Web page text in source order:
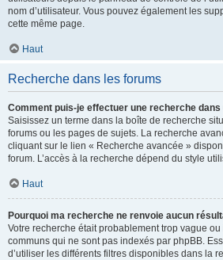
nom d’utilisateur. Vous pouvez également les
cette même page.
Haut
Recherche dans les forums
Comment puis-je effectuer une recherche
Saisissez un terme dans la boîte de recherche
forums ou les pages de sujets. La recherche
cliquant sur le lien « Recherche avancée »
forum. L’accès à la recherche dépend du style
Haut
Pourquoi ma recherche ne renvoie aucun
Votre recherche était probablement trop vague
communs qui ne sont pas indexés par phpBB.
d’utiliser les différents filtres disponibles dans la